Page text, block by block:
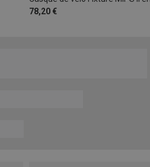
78,20 €